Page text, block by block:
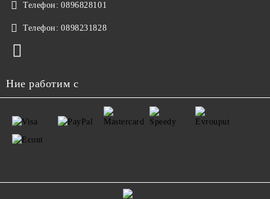
Телефон: 0896828101
Телефон: 0898231828
Ние работим с